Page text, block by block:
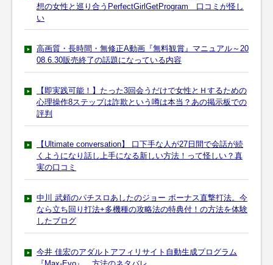
想の女性と巡り合うPerfectGirlGetProgram 口コミが怪し
い
高画質・長時間・無修正A動画『無料観賞』マニュアル～20
08.6.30販売終了の話題になっている内容
【即実践可能！】たった3回会うだけで女性とＨするための
心理操作8ステップは詐欺という噂は本当？あの掲示板での
評判
【Ultimate conversation】 口下手な人が27日間で会話が続
くようになり話し上手になる新しい方法！って怪しい？真
実の口コミ
中川 武頼のパチスロあしたのジョー ボーナス直撃打法。今
なら立ち回り打法+多機種の攻略法の特典付！の方法を体験
したブログ
今井 佳宏のアダルトアフィリサイト自動生成プログラム